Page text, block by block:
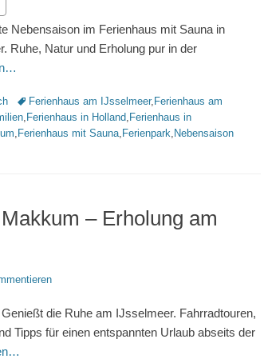
Nebensaison im Ferienhaus mit Sauna in
Ruhe, Natur und Erholung pur in der
Schlagworte
Ferienhaus am IJsselmeer, Ferienhaus am
, Ferienhaus in Holland, Ferienhaus in
, Ferienhaus mit Sauna, Ferienpark, Nebensaison
– Erholung am
die Ruhe am IJsselmeer. Fahrradtouren,
Tipps für einen entspannten Urlaub abseits der